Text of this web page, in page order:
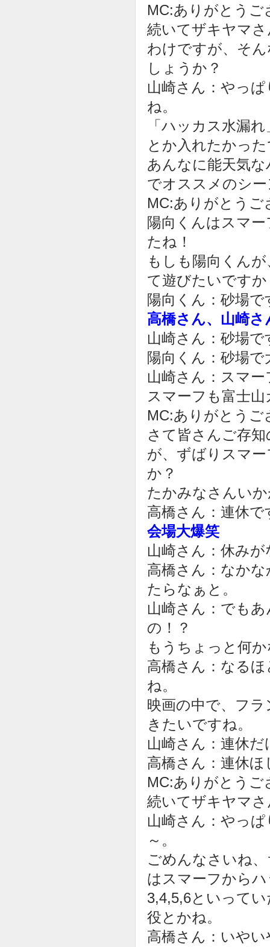
MC:ありがとうご
続いてザキヤマ
わけですが、そ
しょうか？
山崎さん：やっ
ね。
「ハッカス水漏
とか入れたかっ
あんなに能天気
でオススメのシ
MC:ありがとうご
陽向くんはスマ
たね！
もしも陽向くん
て遊びたいですか
陽向くん：砂場で
高橋さん、山崎
山崎さん：砂場
陽向くん：砂場
山崎さん：スマ
スマーフも富士
MC:ありがとうご
さて皆さんご存
が、ずばりスマ
か？
たかみなさんい
高橋さん：連休で
会場大爆笑
山崎さん：休み
高橋さん：なか
たらなぁと。
山崎さん：でも
の！？
もうちょっと何
高橋さん：なる
ね。
映画の中で、フ
きたいですね。
山崎さん：連休
高橋さん：連休ほ
MC:ありがとうご
続いてザキヤマ
山崎さん：やっ
～。
ごめんなさいね
はスマーフから
3,4,5,6といって
役とかね。
高橋さん：いや